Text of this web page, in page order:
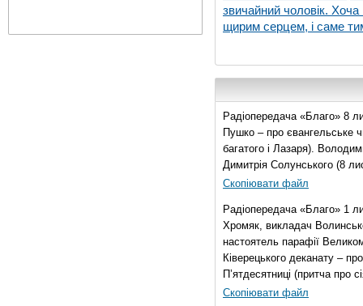
звичайний чоловік. Хоча
щирим серцем, і саме
Радіопередача «Благо» 8
Пушко – про євангельське
багатого і Лазаря).
Димитрія Солунського (8
Скопіювати файл
Радіопередача «Благо» 1
Хромяк, викладач
настоятель парафії
Ківерецького деканату –
П’ятдесятниці (притча про
Скопіювати файл